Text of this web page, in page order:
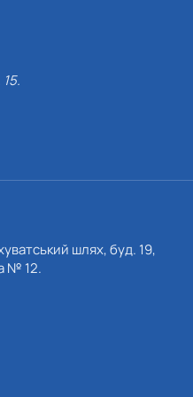
шлях, буд. 19,
№ 12.